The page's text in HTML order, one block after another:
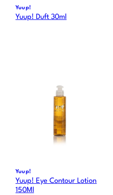
Yuup!
Yuup! Duft 30ml
Yuup!
Yuup! Eye Contour Lotion
150Ml